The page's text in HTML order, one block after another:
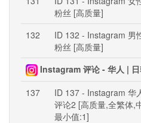
粉丝 [高质量]
132
ID 132 - Instagram 男
粉丝 [高质量]
Instagram 评论 - 华人 |
137
ID 137 - Instagram 华
评论2 [高质量,全繁体,
最小值:1]